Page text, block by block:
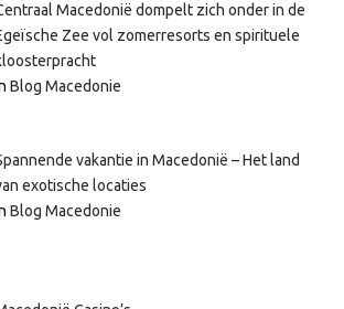
Macedonië dompelt zich onder in de
Zee vol zomerresorts en spirituele
Blog Macedonie
vakantie in Macedonië – Het land
exotische locaties
Blog Macedonie